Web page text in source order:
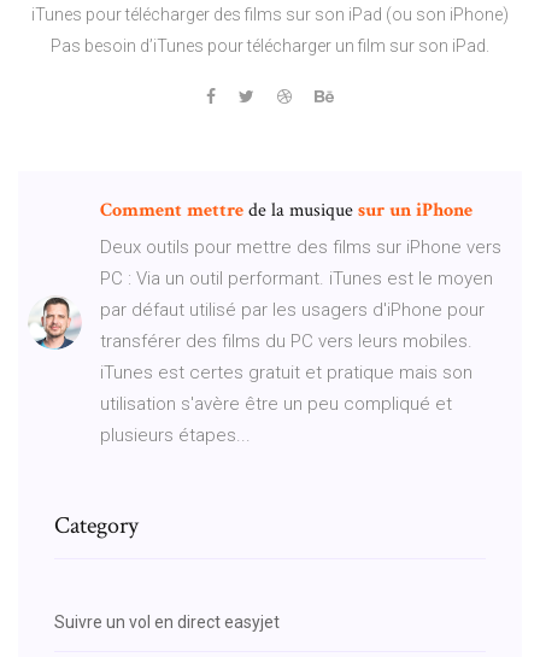
iTunes pour télécharger des films sur son iPad (ou son iPhone)
Pas besoin d’iTunes pour télécharger un film sur son iPad.
Commentmettrede la musiquesuruniPhone
Deux outils pour mettre des films sur iPhone vers
PC : Via un outil performant. iTunes est le moyen
par défaut utilisé par les usagers d'iPhone pour
transférer des films du PC vers leurs mobiles.
iTunes est certes gratuit et pratique mais son
utilisation s'avère être un peu compliqué et
plusieurs étapes...
Category
Suivre un vol en direct easyjet